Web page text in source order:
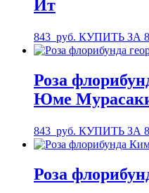
Ит
843 руб. КУПИТЬ ЗА
Роза
Юме
843 руб. КУПИТЬ ЗА
Роза